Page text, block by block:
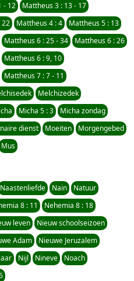
- 12
Mattheus 3 : 13 - 17
22 Mattheus 4 : 4
Mattheus 5 : 13
Mattheus 6 : 25 - 34
Mattheus 6 : 26
Mattheus 6 : 9, 10
Mattheus 7 : 7 - 11
Melchizedek
Micha 5 : 3
Micha zondag
dienst Moeiten
Morgengebed
Mus
Naastenliefde Nain
Natuur
8 : 11
Nehemia 8 : 18
leven
Nieuw schoolseizoen
Adam
Nieuwe Jeruzalem
Nijl Nineve
Noach